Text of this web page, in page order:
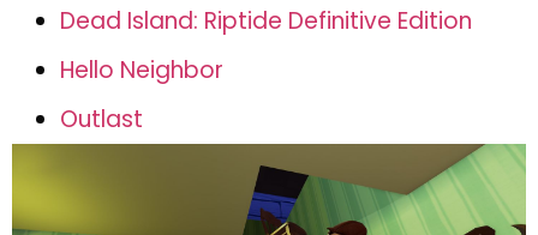
Dead Island: Riptide Definitive Edition
Hello Neighbor
Outlast